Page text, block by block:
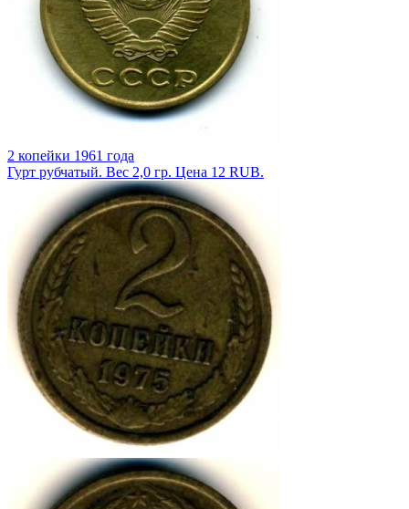
2 копейки 1961 года
Гурт рубчатый. Вес 2,0 гр. Цена 12 RUB.